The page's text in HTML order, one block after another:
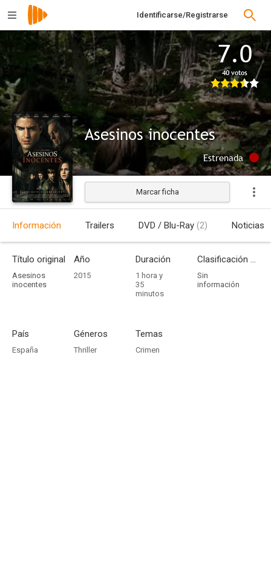
Identificarse/Registrarse
7.0
40 votos
Asesinos inocentes
Estrenada
Marcar ficha
Información Trailers DVD / Blu-Ray (2) Noticias
Título original
Asesinos
inocentes
Año
2015
Duración
1 hora y
35
minutos
Clasificación por edades
Sin
información
País
España
Géneros
Thriller
Temas
Crimen